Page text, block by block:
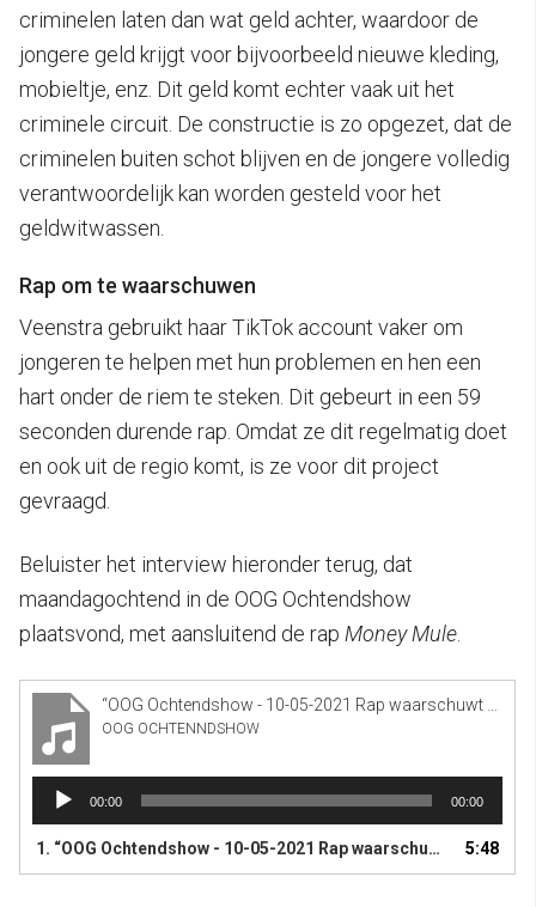
criminelen laten dan wat geld achter, waardoor de
jongere geld krijgt voor bijvoorbeeld nieuwe kleding,
mobieltje, enz. Dit geld komt echter vaak uit het
criminele circuit. De constructie is zo opgezet, dat de
criminelen buiten schot blijven en de jongere volledig
verantwoordelijk kan worden gesteld voor het
geldwitwassen.
Rap om te waarschuwen
Veenstra gebruikt haar TikTok account vaker om
jongeren te helpen met hun problemen en hen een
hart onder de riem te steken. Dit gebeurt in een 59
seconden durende rap. Omdat ze dit regelmatig doet
en ook uit de regio komt, is ze voor dit project
gevraagd.
Beluister het interview hieronder terug, dat
maandagochtend in de OOG Ochtendshow
plaatsvond, met aansluitend de rap Money Mule.
“OOG Ochtendshow - 10-05-2021 Rap waarschuwt voor geldezels”
OOG OCHTENNDSHOW
Audiospeler
00:00 00:00
1. “OOG Ochtendshow - 10-05-2021 Rap waarschuwt voor geldezels” 5:48